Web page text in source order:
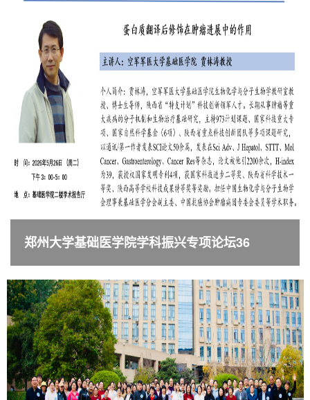
郑州大学基础医学院学科振兴专项论坛36